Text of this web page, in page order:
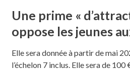
Une prime «
oppose les jeunes
Elle sera donnée à partir de mai
l’échelon 7 inclus. Elle sera de 100